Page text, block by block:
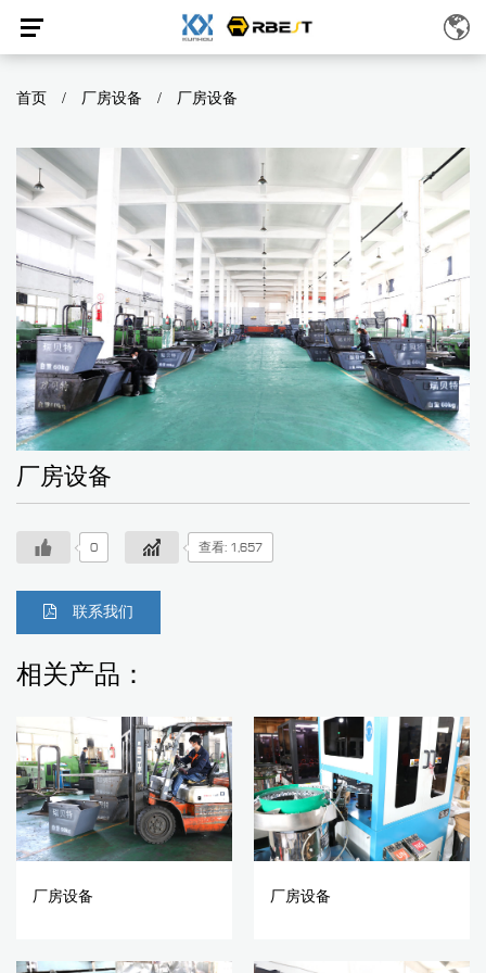
首页 / 厂房设备 / 厂房设备
厂房设备
0 查看: 1,657
联系我们
相关产品：
厂房设备 厂房设备